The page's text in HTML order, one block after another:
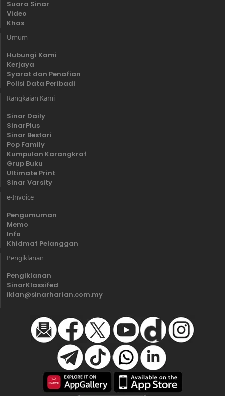
Suara Sinar
Video
Khas
Umum
Hubungi Kami
Kerjaya
Syarat dan Penafian
Polisi Data Peribadi
Rangkaian Kami
Sinar Daily
SinarPlus
Sinar Bestari
Pop Family
Kumpulan Karangkraf
Grup Buku
Ultimate Print
Sinar Varsity
e-Invoice
Pengumuman
Memo
Info
Khidmat Pelanggan
Pengiklanan
Pengiklanan
SinarKlassifed
iklan@sinarharian.com.my